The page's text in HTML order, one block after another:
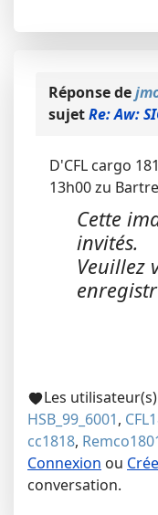
Réponse de
sujetRe: Aw:
D'CFL cargo
13h00 zu
Cette
invités.
Veuillez
Les
HSB_99_6001,
cc1818,
Connexion ou
conversation.